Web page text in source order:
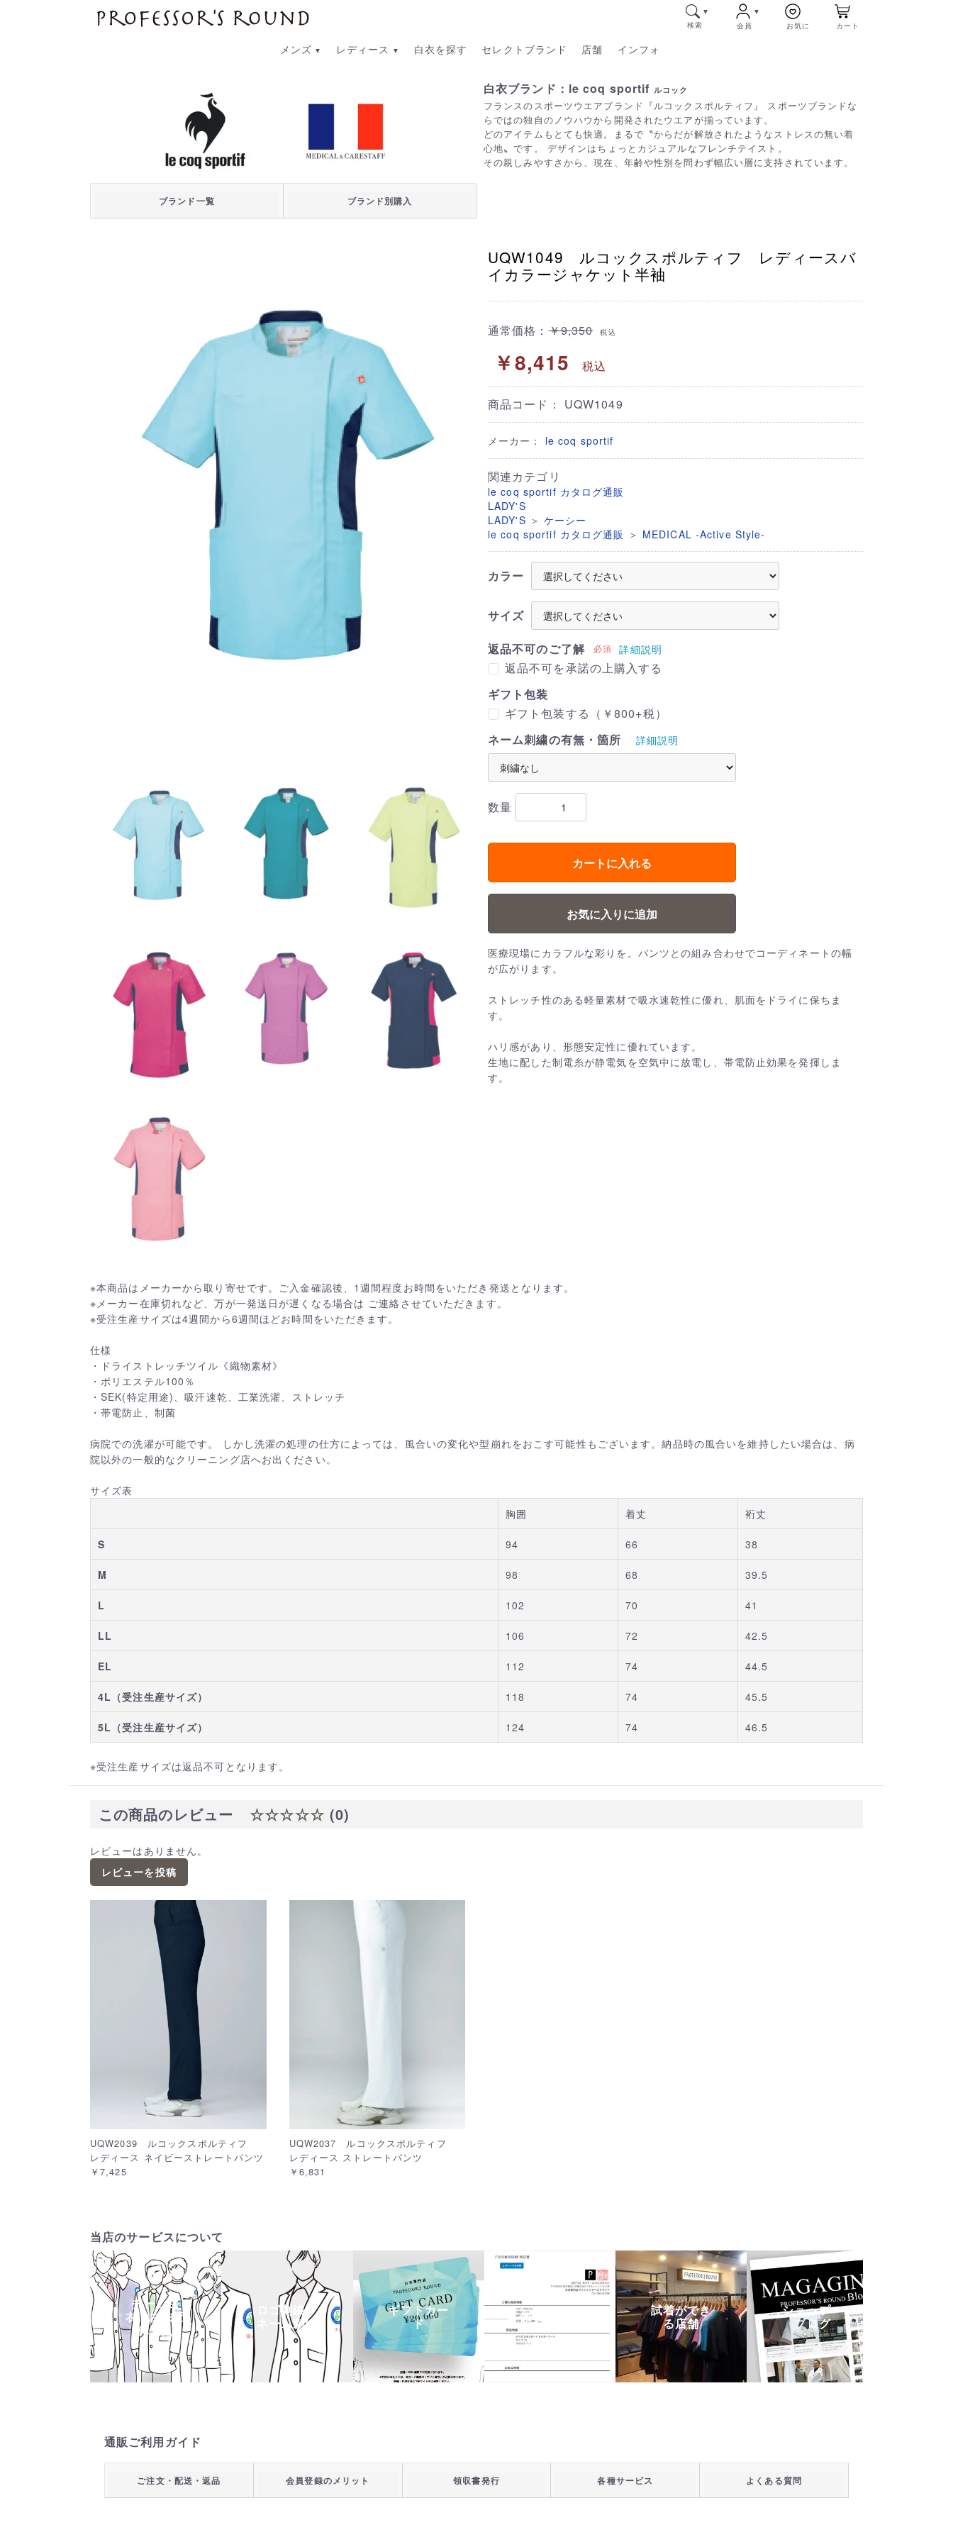
プロフェッサーズラウンド 検索 会員 お気に カート
メンズ レディース 白衣を探す セレクトブランド 店舗 インフォ
ブランド一覧 ブランド別購入
白衣ブランド：le coq sportif ルコック
フランスのスポーツウエアブランド『ルコックスポルティフ』 スポーツブランドな
らではの独自のノウハウから開発されたウエアが揃っています。
どのアイテムもとても快適。まるで〝からだが解放されたようなストレスの無い着
心地〟です。 デザインはちょっとカジュアルなフレンチテイスト。
その親しみやすさから、現在、年齢や性別を問わず幅広い層に支持されています。
UQW1049 ルコックスポルティフ レディースバ
イカラージャケット半袖
通常価格：￥9,350 税込
￥8,415 税込
商品コード： UQW1049
メーカー： le coq sportif
関連カテゴリ
le coq sportif カタログ通販
LADY'S
LADY'S ＞ ケーシー
le coq sportif カタログ通販 ＞ MEDICAL -Active Style-
カラー
サイズ
返品不可のご了解 必須 詳細説明
返品不可を承諾の上購入する
ギフト包装
ギフト包装する（￥800+税）
ネーム刺繍の有無・箇所
詳細説明
数量
カートに入れる
お気に入りに追加
医療現場にカラフルな彩りを。パンツとの組み合わせでコーディネートの幅
が広がります。
ストレッチ性のある軽量素材で吸水速乾性に優れ、肌面をドライに保ちま
す。
ハリ感があり、形態安定性に優れています。
生地に配した制電糸が静電気を空気中に放電し、帯電防止効果を発揮しま
す。
※本商品はメーカーから取り寄せです。ご入金確認後、1週間程度お時間をいただき発送となります。
※メーカー在庫切れなど、万が一発送日が遅くなる場合は ご連絡させていただきます。
※受注生産サイズは4週間から6週間ほどお時間をいただきます。
仕様
・ドライストレッチツイル《織物素材》
・ポリエステル100％
・SEK(特定用途)、吸汗速乾、工業洗濯、ストレッチ
・帯電防止、制菌
病院での洗濯が可能です。 しかし洗濯の処理の仕方によっては、風合いの変化や型崩れをおこす可能性もございます。納品時の風合いを維持したい場合は、病
院以外の一般的なクリーニング店へお出ください。
サイズ表
胸囲
着丈 裄丈
S 94 66 38
M 98 68 39.5
L 102 70 41
LL 106 72 42.5
EL 112 74 44.5
4L（受注生産サイズ） 118 74 45.5
5L（受注生産サイズ） 124 74 46.5
※受注生産サイズは返品不可となります。
この商品のレビュー ☆☆☆☆☆ (0)
レビューはありません。
レビューを投稿
UQW2039 ルコックスポルティフ
レディース ネイビーストレートパンツ
￥7,425
UQW2037 ルコックスポルティフ
レディース ストレートパンツ
￥6,831
当店のサービスについて
チーム白
衣・白衣団
体購入
ロゴ刺繍・
ネーム刺繍
ギフトカー
ド
領収書発行
試着ができ
る店舗
ショップ・
ブログ
通販ご利用ガイド
ご注文・配送・返品 会員登録のメリット 領収書発行 各種サービス よくある質問